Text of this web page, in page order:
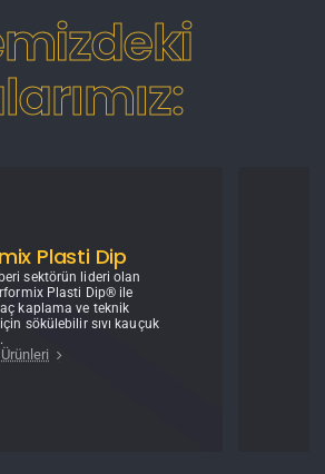
Plasti Dip
sektörün lideri olan
Plasti Dip® ile
kaplama ve teknik
sökülebilir sıvı kauçuk